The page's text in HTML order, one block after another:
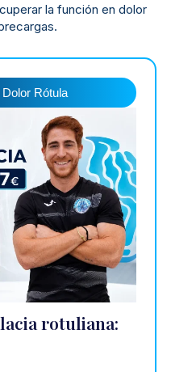
la función en dolor
Rótula
rotuliana: